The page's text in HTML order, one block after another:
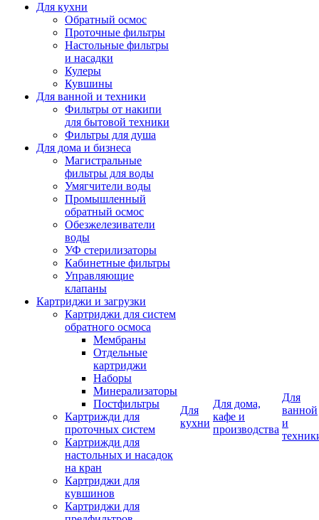
Для кухни
Обратный осмос
Проточные фильтры
Настольные фильтры
и насадки
Кулеры
Кувшины
Для ванной и техники
Фильтры от накипи
для бытовой техники
Фильтры для душа
Для дома и бизнеса
Магистральные
фильтры для воды
Умягчители воды
Промышленный
обратный осмос
Обезжелезиватели
воды
УФ стерилизаторы
Кабинетные фильтры
Управляющие
клапаны
Картриджи и загрузки
Картриджи для систем
обратного осмоса
Мембраны
Отдельные
картриджи
Наборы
Минерализаторы
Постфильтры
Картрижди для
проточных систем
Картрижди для
настольных и насадок
на кран
Картриджи для
кувшинов
Картриджи для
Для
кухни
Для дома,
кафе и
производства
Для
ванной
и